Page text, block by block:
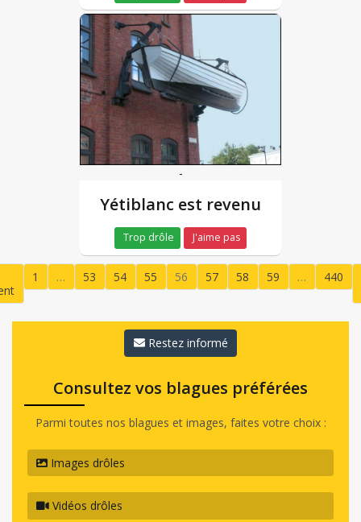
-
Yétiblanc est revenu
Trop drôle J'aime pas
1 … 53 54 55
56
57 58 59 … 440
Restez informé
Consultez vos blagues préférées
Parmi toutes nos blagues et images, faites votre choix :
Images drôles
Vidéos drôles